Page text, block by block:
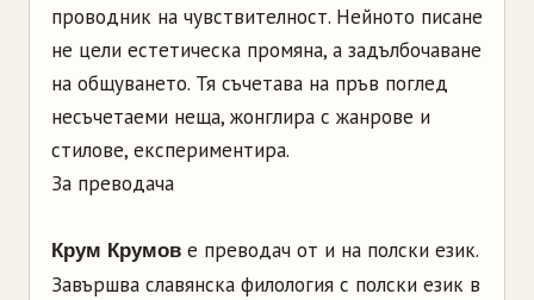
проводник на чувствителност. Нейното писане
не цели естетическа промяна, а задълбочаване
на общуването. Тя съчетава на пръв поглед
несъчетаеми неща, жонглира с жанрове и
стилове, експериментира.
За преводача
Крум Крумов е преводач от и на полски език.
Завършва славянска филология с полски език в